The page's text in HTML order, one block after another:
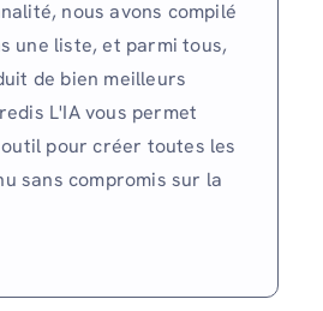
nous avons compilé
une liste, et parmi tous,
de bien meilleurs
L'IA vous permet
pour créer toutes les
sans compromis sur la